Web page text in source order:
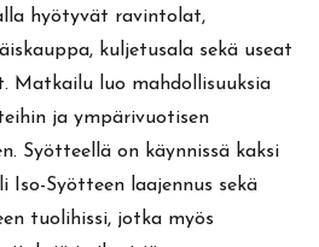
hyötyvät ravintolat,
kuljetusala sekä useat
Matkailu luo mahdollisuuksia
ja ympärivuotisen
Syötteellä on käynnissä kaksi
Iso-Syötteen laajennus sekä
tuolihissi, jotka myös